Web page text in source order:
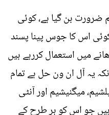
ضرورت بن گیا ہے، کوئی
اس کا جوس پینا پسند
میں استعمال کررہے ہیں
یہ آل ان ون حل ہے تمام
میگنیشیم اور آنٹی
جو اس کو ہر طرح کے